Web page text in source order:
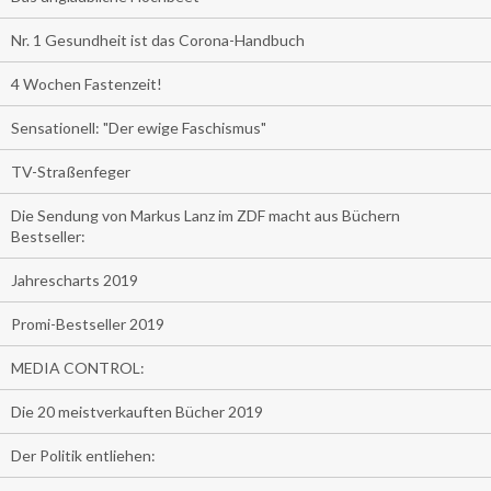
Nr. 1 Gesundheit ist das Corona-Handbuch
4 Wochen Fastenzeit!
Sensationell: "Der ewige Faschismus"
TV-Straßenfeger
Die Sendung von Markus Lanz im ZDF macht aus Büchern
Bestseller:
Jahrescharts 2019
Promi-Bestseller 2019
MEDIA CONTROL:
Die 20 meistverkauften Bücher 2019
Der Politik entliehen: